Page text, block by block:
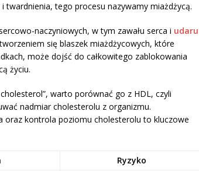
tego procesu nazywamy miażdżycą.
naczyniowych, w tym zawału serca i udaru
się blaszek miażdżycowych, które
może dojść do całkowitego zablokowania
życiu.
warto porównać go z HDL, czyli
nadmiar cholesterolu z organizmu.
oraz kontrola poziomu cholesterolu to kluczowe
Ryzyko